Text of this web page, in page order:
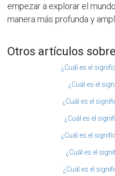
empezar a explorar el
manera más profunda y
Otros artículos
¿Cuál es el
¿Cuál es el
¿Cuál es el
¿Cuál es el
¿Cuál es el
¿Cuál es el
¿Cuál es el